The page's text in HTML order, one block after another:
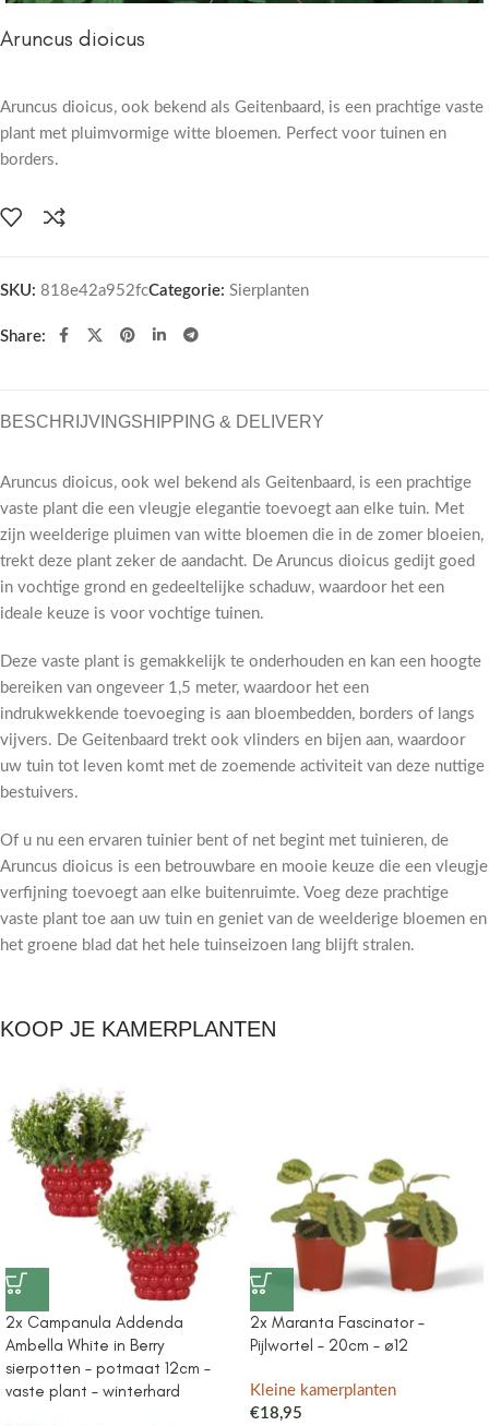
Aruncus dioicus
Aruncus dioicus, ook bekend als Geitenbaard, is een prachtige vaste
plant met pluimvormige witte bloemen. Perfect voor tuinen en
borders.
SKU: 818e42a952fcCategorie: Sierplanten
Share:
BESCHRIJVINGSHIPPING & DELIVERY
Aruncus dioicus, ook wel bekend als Geitenbaard, is een prachtige
vaste plant die een vleugje elegantie toevoegt aan elke tuin. Met
zijn weelderige pluimen van witte bloemen die in de zomer bloeien,
trekt deze plant zeker de aandacht. De Aruncus dioicus gedijt goed
in vochtige grond en gedeeltelijke schaduw, waardoor het een
ideale keuze is voor vochtige tuinen.
Deze vaste plant is gemakkelijk te onderhouden en kan een hoogte
bereiken van ongeveer 1,5 meter, waardoor het een
indrukwekkende toevoeging is aan bloembedden, borders of langs
vijvers. De Geitenbaard trekt ook vlinders en bijen aan, waardoor
uw tuin tot leven komt met de zoemende activiteit van deze nuttige
bestuivers.
Of u nu een ervaren tuinier bent of net begint met tuinieren, de
Aruncus dioicus is een betrouwbare en mooie keuze die een vleugje
verfijning toevoegt aan elke buitenruimte. Voeg deze prachtige
vaste plant toe aan uw tuin en geniet van de weelderige bloemen en
het groene blad dat het hele tuinseizoen lang blijft stralen.
KOOP JE KAMERPLANTEN
2x Campanula Addenda
Ambella White in Berry
sierpotten – potmaat 12cm –
vaste plant – winterhard
2x Maranta Fascinator –
Pijlwortel – 20cm – ø12
Kleine kamerplanten
€18,95